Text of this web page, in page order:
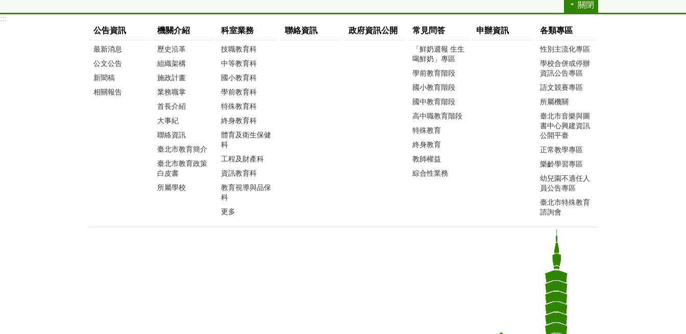
關閉
:::
公告資訊
最新消息
公文公告
新聞稿
相關報告
機關介紹
歷史沿革
組織架構
施政計畫
業務職掌
首長介紹
大事紀
聯絡資訊
臺北市教育簡介
臺北市教育政策
白皮書
所屬學校
科室業務
技職教育科
中等教育科
國小教育科
學前教育科
特殊教育科
終身教育科
體育及衛生保健
科
工程及財產科
資訊教育科
教育視導與品保
科
更多
聯絡資訊 政府資訊公開 常見問答
「鮮奶週報 生生
喝鮮奶」專區
學前教育階段
國小教育階段
國中教育階段
高中職教育階段
特殊教育
終身教育
教師權益
綜合性業務
申辦資訊 各類專區
性別主流化專區
學校合併或停辦
資訊公告專區
語文競賽專區
所屬機關
臺北市音樂與圖
書中心興建資訊
公開平臺
正常教學專區
樂齡學習專區
幼兒園不適任人
員公告專區
臺北市特殊教育
諮詢會